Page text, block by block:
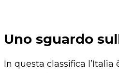
Uno sguardo
In questa classifica l’Italia